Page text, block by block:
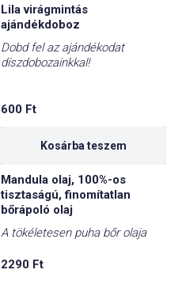
Lila virágmintás
ajándékdoboz
Dobd fel az ajándékodat
díszdobozainkkal!
600 Ft
Kosárba teszem
Mandula olaj, 100%-os
tisztaságú, finomítatlan
bőrápoló olaj
A tökéletesen puha bőr olaja
2290 Ft